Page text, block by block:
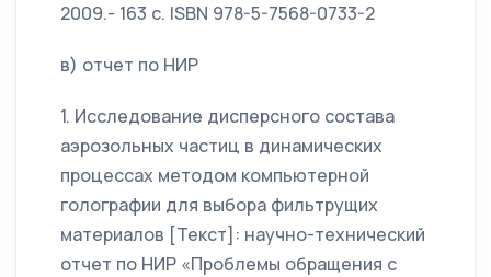
2009.- 163 с. ISBN 978-5-7568-0733-2
в) отчет по НИР
1. Исследование дисперсного состава
аэрозольных частиц в динамических
процессах методом компьютерной
голографии для выбора фильтрущих
материалов [Текст]: научно-технический
отчет по НИР «Проблемы обращения с